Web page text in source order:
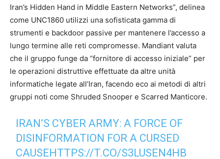
Iran’s Hidden Hand in Middle Eastern Networks”, delinea
come UNC1860 utilizzi una sofisticata gamma di
strumenti e backdoor passive per mantenere l’accesso a
lungo termine alle reti compromesse. Mandiant valuta
che il gruppo funge da “fornitore di accesso iniziale” per
le operazioni distruttive effettuate da altre unità
informatiche legate all’Iran, facendo eco ai metodi di altri
gruppi noti come Shruded Snooper e Scarred Manticore.
IRAN’S CYBER ARMY: A FORCE OF
DISINFORMATION FOR A CURSED
CAUSEHTTPS://T.CO/S3LUSEN4HB